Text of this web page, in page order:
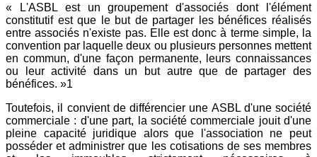
« L'ASBL est un groupement d'associés dont l'élément
constitutif est que le but de partager les bénéfices réalisés
entre associés n'existe pas. Elle est donc à terme simple, la
convention par laquelle deux ou plusieurs personnes mettent
en commun, d'une façon permanente, leurs connaissances
ou leur activité dans un but autre que de partager des
bénéfices. »1
Toutefois, il convient de différencier une ASBL d'une société
commerciale : d'une part, la société commerciale jouit d'une
pleine capacité juridique alors que l'association ne peut
posséder et administrer que les cotisations de ses membres